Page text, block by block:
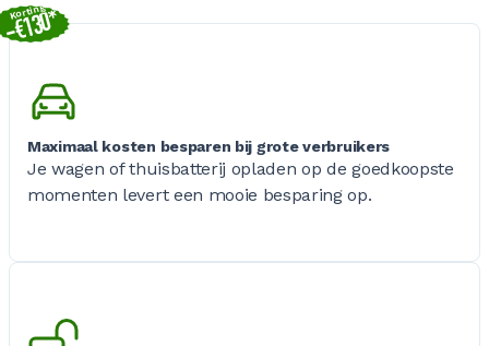
Korting
-€130*
Maximaal kosten besparen bij grote verbruikers
Je wagen of thuisbatterij opladen op de goedkoopste
momenten levert een mooie besparing op.